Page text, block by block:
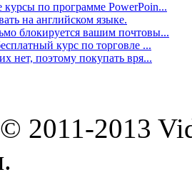
по программе PowerPoin...
на английском языке.
блокируется вашим почтовы...
курс по торговле ...
нет, поэтому покупать вря...
2011-2013